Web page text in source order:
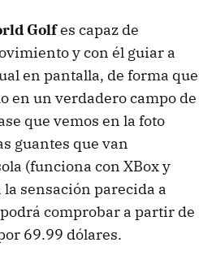
Golfes capaz de
y con él guiar a
en pantalla, de forma que
en un verdadero campo de
que vemos en la foto
guantes que van
(funciona con XBox y
la sensación parecida a
comprobar a partir de
69.99 dólares.